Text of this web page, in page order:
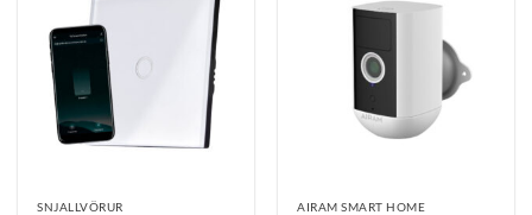
Bæta
við á
óskalista
SNJALLVÖRUR
óskalista
AIRAM SMART HOME